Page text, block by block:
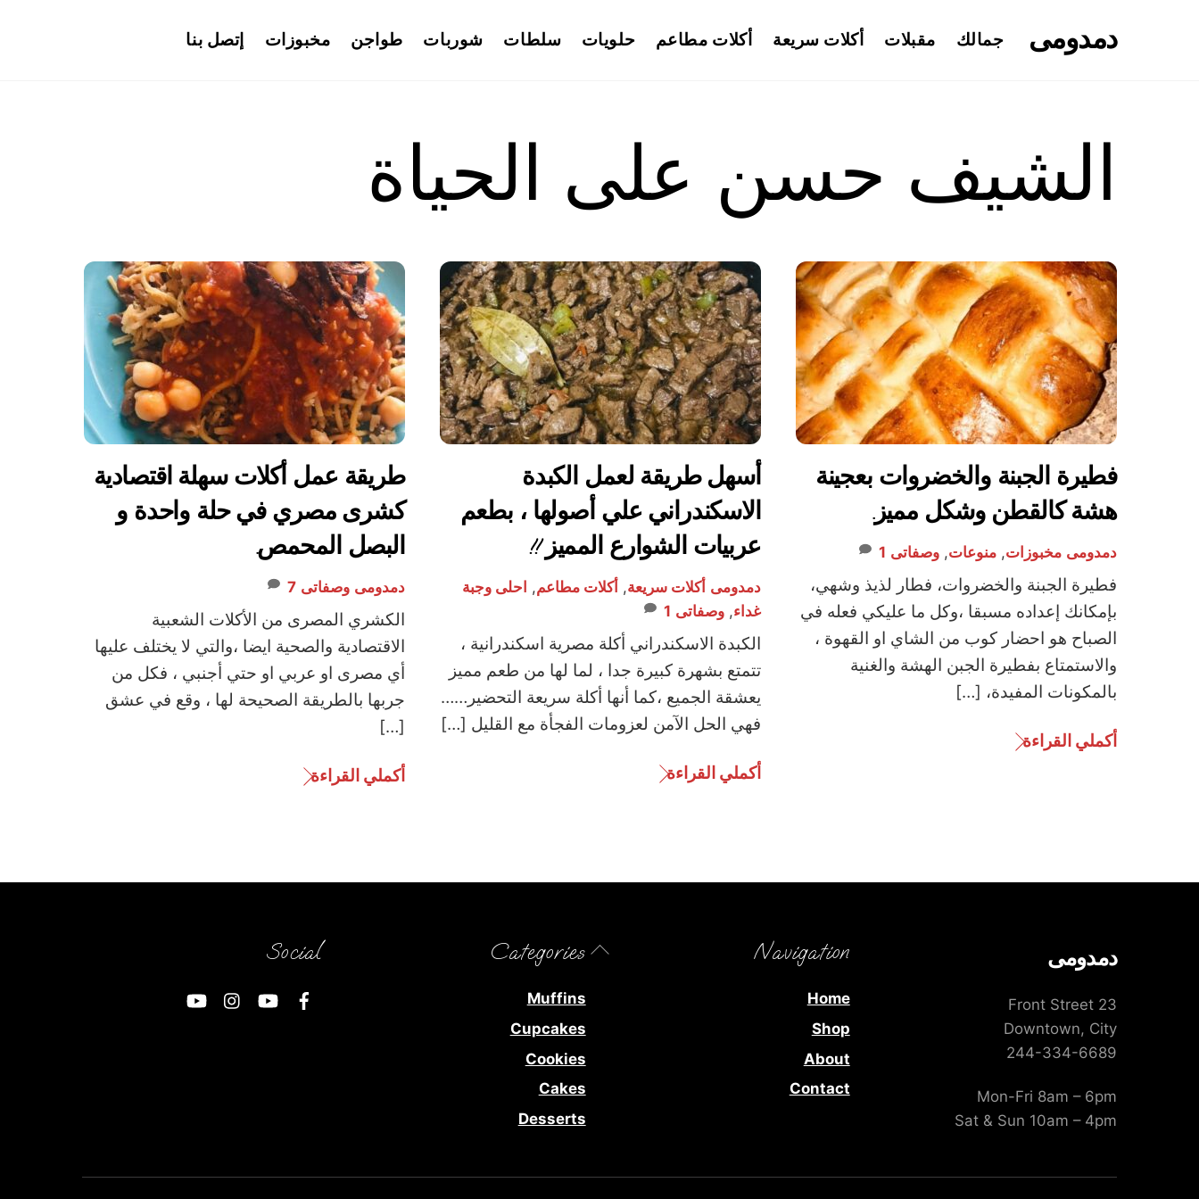
دمدومى جمالك مقبلات أكلات سريعة أكلات مطاعم حلويات سلطات شوربات طواجن مخبوزات إتصل بنا
الشيف حسن على الحياة
فطيرة الجبنة والخضروات بعجينة
هشة كالقطن وشكل مميز.
دمدومى مخبوزات, منوعات, وصفاتى 1
فطيرة الجبنة والخضروات، فطار لذيذ وشهي،
بإمكانك إعداده مسبقا ،وكل ما عليكي فعله في
الصباح هو احضار كوب من الشاي او القهوة ،
والاستمتاع بفطيرة الجبن الهشة والغنية
بالمكونات المفيدة، […]
أكملي القراءة
أسهل طريقة لعمل الكبدة
الاسكندراني علي أصولها ، بطعم
عربيات الشوارع المميز !!
دمدومى أكلات سريعة,أكلات مطاعم, احلى وجبة
غداء,وصفاتى 1
الكبدة الاسكندراني أكلة مصرية اسكندرانية ،
تتمتع بشهرة كبيرة جدا ، لما لها من طعم مميز
يعشقة الجميع ،كما أنها أكلة سريعة التحضير……
فهي الحل الآمن لعزومات الفجأة مع القليل […]
أكملي القراءة
طريقة عمل أكلات سهلة اقتصادية
كشرى مصري في حلة واحدة و
البصل المحمص.
دمدومى وصفاتى 7
الكشري المصرى من الأكلات الشعبية
الاقتصادية والصحية ايضا ،والتي لا يختلف عليها
أي مصرى او عربي او حتي أجنبي ، فكل من
جربها بالطريقة الصحيحة لها ، وقع في عشق
[…]
أكملي القراءة
Back
Top
دمدومى
23 Front Street
Downtown, City
244-334-6689
Mon-Fri 8am – 6pm
Sat & Sun 10am – 4pm
Navigation
Home
Shop
About
Contact
Categories
Muffins
Cupcakes
Cookies
Cakes
Desserts
Social